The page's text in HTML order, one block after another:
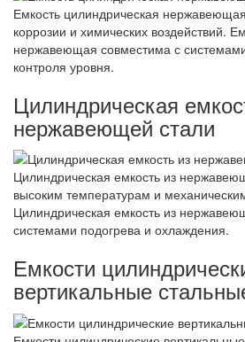
Емкость цилиндрическая
коррозии и химических воздействий.
нержавеющая совместима с
контроля уровня.
Цилиндрическая
нержавеющей стали
Цилиндрическая емкость из
высоким температурам и
Цилиндрическая емкость из
системами подогрева и охлаждения.
Емкости
вертикальные